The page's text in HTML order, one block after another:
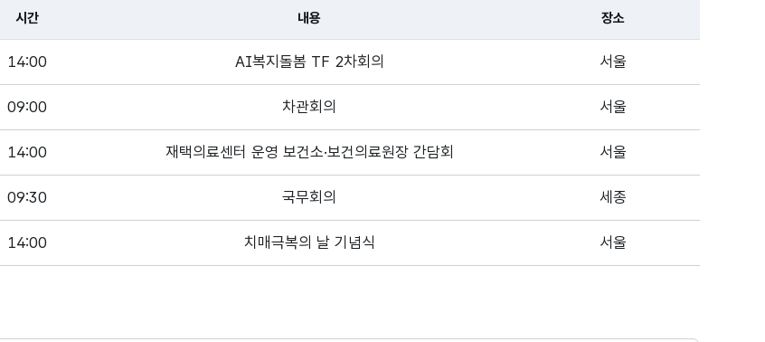
시간 내용 장소
14:00 AI복지돌봄 TF 2차회의 서울
09:00 차관회의 서울
14:00 재택의료센터 운영 보건소·보건의료원장 간담회 서울
09:30 국무회의 세종
14:00 치매극복의 날 기념식 서울